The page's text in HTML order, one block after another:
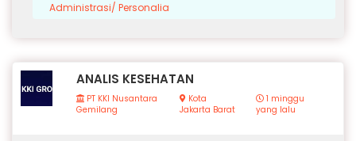
Administrasi/ Personalia
ANALIS KESEHATAN
PT KKI Nusantara
Gemilang
Kota
Jakarta Barat
1 minggu
yang lalu